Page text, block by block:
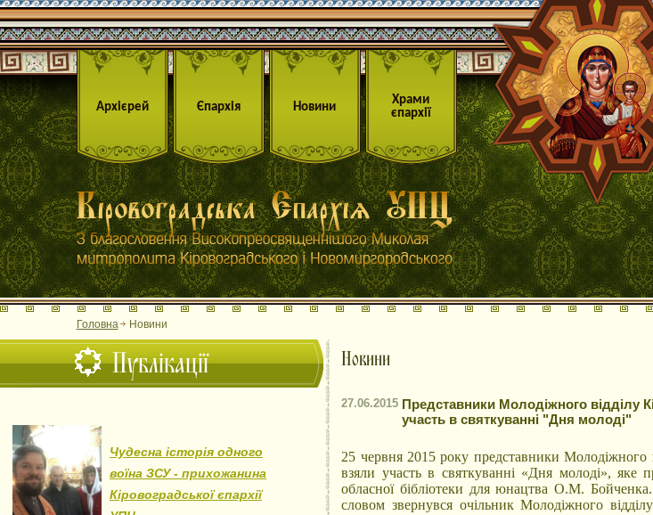
Архієрей Єпархія Новини
Храми
єпархії
Головна Новини
Публікації
Чудесна історія одного
воїна ЗСУ - прихожанина
Кіровоградської єпархії
Новини
27.06.2015 Представники Молодіжного відділу
участь в святкуванні "Дня молоді"
25 червня 2015 року представники Молодіжного
взяли участь в святкуванні «Дня молоді», яке
обласної бібліотеки для юнацтва О.М.
словом звернувся очільник Молодіжного